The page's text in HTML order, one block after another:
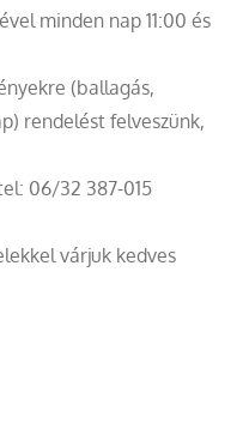
minden nap 11:00 és
(ballagás,
rendelést felveszünk,
06/32 387-015
várjuk kedves